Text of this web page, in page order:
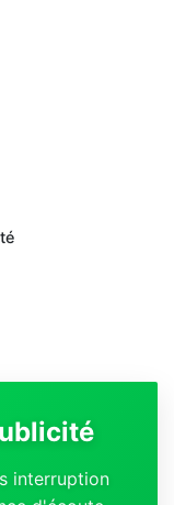
interruption